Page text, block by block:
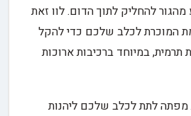
להחליק לתוך הדום. לוו זאת
המוכרת לכלב שלכם כדי להקל
במיוחד ברכיבות ארוכות
מפתה לתת לכלב שלכם ליהנות